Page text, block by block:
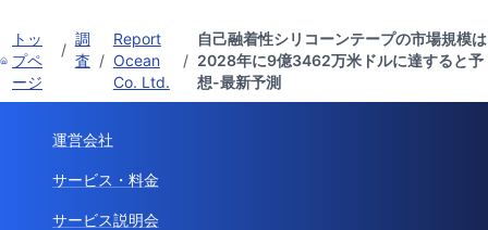
トッ
プペ
ージ
/
調
査 /
Report
Ocean
Co. Ltd.
/
自己融着性シリコーンテープの市場規模は
2028年に9億3462万米ドルに達すると予
想-最新予測
運営会社
サービス・料金
サービス説明会